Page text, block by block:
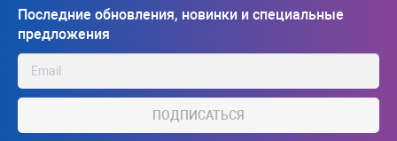
Последние обновления, новинки и специальные
предложения
ПОДПИСАТЬСЯ